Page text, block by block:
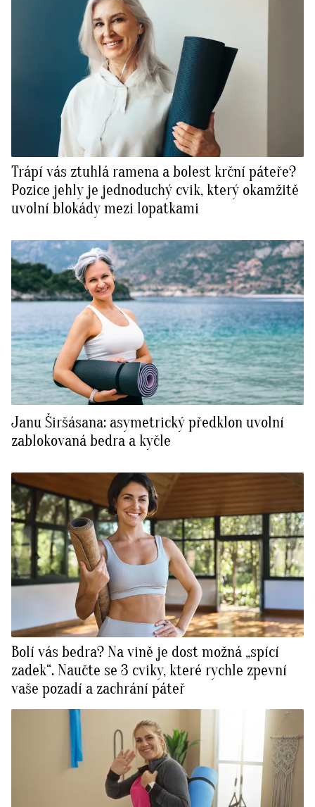
Trápí vás ztuhlá ramena a bolest krční páteře?
Pozice jehly je jednoduchý cvik, který okamžitě
uvolní blokády mezi lopatkami
Janu Širšásana: asymetrický předklon uvolní
zablokovaná bedra a kyčle
Bolí vás bedra? Na vině je dost možná „spící
zadek“. Naučte se 3 cviky, které rychle zpevní
vaše pozadí a zachrání páteř